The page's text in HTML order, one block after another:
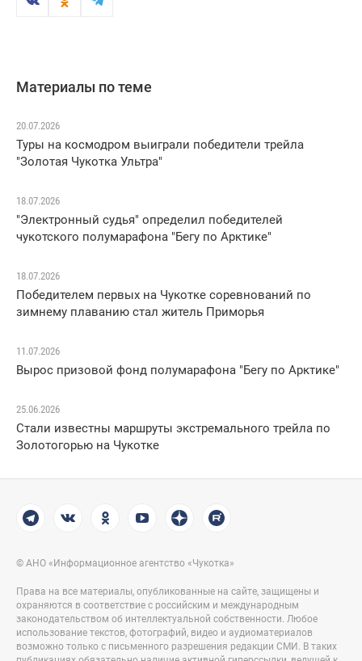
Материалы по теме
20.07.2026
Туры на космодром выиграли победители трейла
"Золотая Чукотка Ультра"
18.07.2026
"Электронный судья" определил победителей
чукотского полумарафона "Бегу по Арктике"
18.07.2026
Победителем первых на Чукотке соревнований по
зимнему плаванию стал житель Приморья
11.07.2026
Вырос призовой фонд полумарафона "Бегу по Арктике"
25.06.2026
Стали известны маршруты экстремального трейла по
Золотогорью на Чукотке
© АНО «Информационное агентство «Чукотка»
Права на все материалы, опубликованные на сайте, защищены и
охраняются в соответствие с российским и международным
законодательством об интеллектуальной собственности. Любое
использование текстов, фотографий, видео и аудиоматериалов
возможно только с письменного разрешения редакции СМИ. В таких